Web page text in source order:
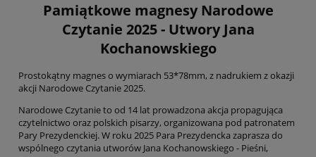
Pamiątkowe magnesy Narodowe
Czytanie 2025 - Utwory Jana
Kochanowskiego
Prostokątny magnes o wymiarach 53*78mm, z nadrukiem z okazji
akcji Narodowe Czytanie 2025.
Narodowe Czytanie to od 14 lat prowadzona akcja propagująca
czytelnictwo oraz polskich pisarzy, organizowana pod patronatem
Pary Prezydenckiej. W roku 2025 Para Prezydencka zaprasza do
wspólnego czytania utworów Jana Kochanowskiego - Pieśni,